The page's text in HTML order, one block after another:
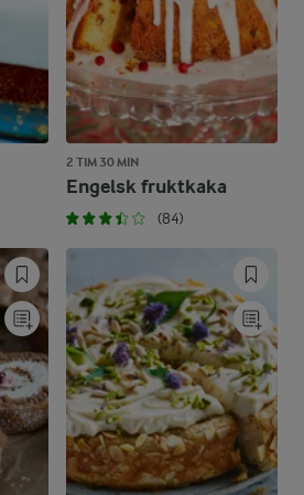
2 TIM 30 MIN
Engelsk fruktkaka
(84)